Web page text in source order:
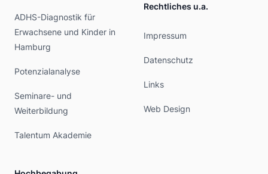
ADHS-Diagnostik für
Erwachsene und Kinder in
Hamburg
Potenzialanalyse
Seminare- und
Weiterbildung
Talentum Akademie
Rechtliches u.a.
Impressum
Datenschutz
Links
Web Design